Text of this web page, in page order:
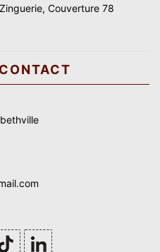
Couverture 78